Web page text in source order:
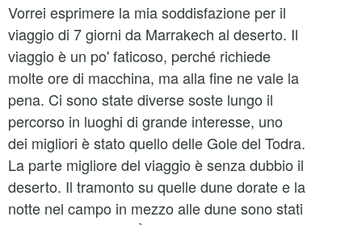
Vorrei esprimere la mia soddisfazione per il
viaggio di 7 giorni da Marrakech al deserto. Il
viaggio è un po' faticoso, perché richiede
molte ore di macchina, ma alla fine ne vale la
pena. Ci sono state diverse soste lungo il
percorso in luoghi di grande interesse, uno
dei migliori è stato quello delle Gole del Todra.
La parte migliore del viaggio è senza dubbio il
deserto. Il tramonto su quelle dune dorate e la
notte nel campo in mezzo alle dune sono stati